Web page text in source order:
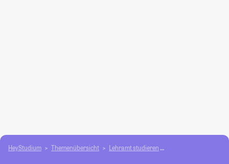
HeyStudium Themenübersicht Lehramt studieren